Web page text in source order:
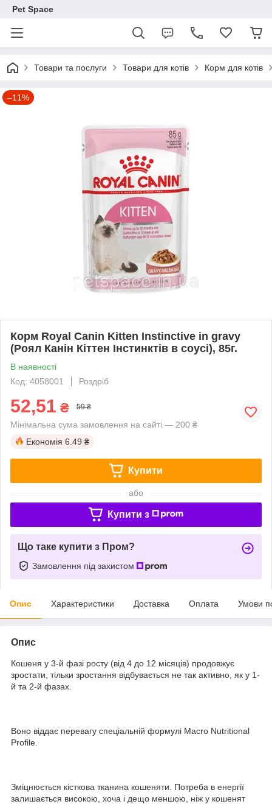
Pet Space
Товари та послуги Товари для котів Корм для котів
–11%
Корм Royal Canin Kitten Іnstinctive in gravy
(Роял Канін Кіттен Інстинктів в соусі), 85г.
В наявності
Код: 4058001
Роздріб
52,51 ₴ 59 ₴
Мінімальна сума замовлення на сайті — 200 ₴
Економія 6.49 ₴
Купити
або
Купити з
Що таке купити з Пром?
Замовлення під захистом
Опис Характеристики Доставка Оплата Умови
Опис
Кошеня у 3-й фазі росту (від 4 до 12 місяців) продовжує
зростати, тільки зростання відбувається не так активно, як у 1-
й та 2-й фазах.
Воно віддає перевагу спеціальній формулі Macro Nutritional
Profile.
Зміцнюється кісткова тканина кошеняти. Потреба в енергії
залишається високою, хоча і дещо меншою, ніж у кошенят